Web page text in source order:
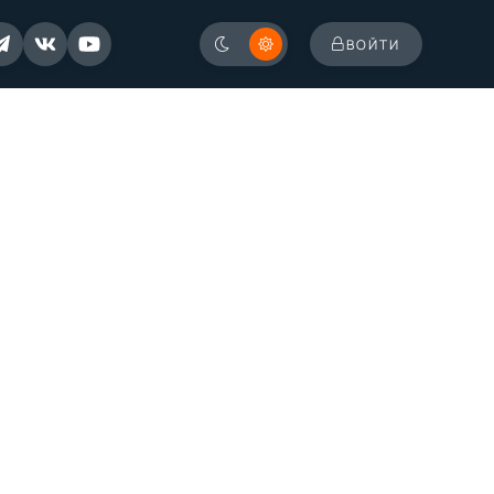
ВОЙТИ